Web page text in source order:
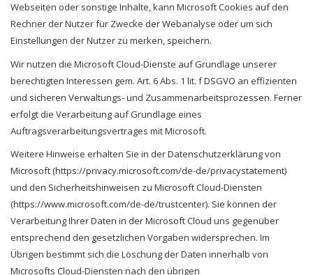
Webseiten oder sonstige Inhalte, kann Microsoft Cookies auf den
Rechner der Nutzer für Zwecke der Webanalyse oder um sich
Einstellungen der Nutzer zu merken, speichern.
Wir nutzen die Microsoft Cloud-Dienste auf Grundlage unserer
berechtigten Interessen gem. Art. 6 Abs. 1 lit. f DSGVO an effizienten
und sicheren Verwaltungs- und Zusammenarbeitsprozessen. Ferner
erfolgt die Verarbeitung auf Grundlage eines
Auftragsverarbeitungsvertrages mit Microsoft.
Weitere Hinweise erhalten Sie in der Datenschutzerklärung von
Microsoft (https://privacy.microsoft.com/de-de/privacystatement)
und den Sicherheitshinweisen zu Microsoft Cloud-Diensten
(https://www.microsoft.com/de-de/trustcenter). Sie können der
Verarbeitung Ihrer Daten in der Microsoft Cloud uns gegenüber
entsprechend den gesetzlichen Vorgaben widersprechen. Im
Übrigen bestimmt sich die Löschung der Daten innerhalb von
Microsofts Cloud-Diensten nach den übrigen